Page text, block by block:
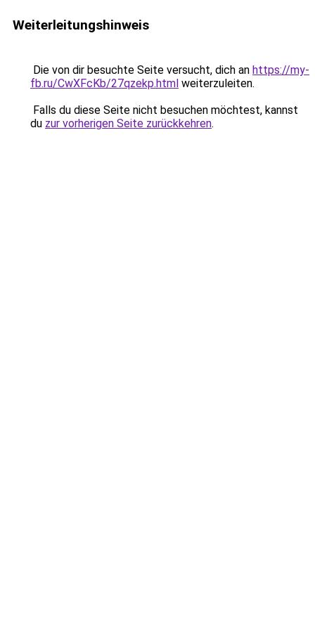
Weiterleitungshinweis
Die von dir besuchte Seite versucht, dich an https://my-
fb.ru/CwXFcKb/27qzekp.html weiterzuleiten.
Falls du diese Seite nicht besuchen möchtest, kannst
du zur vorherigen Seite zurückkehren.